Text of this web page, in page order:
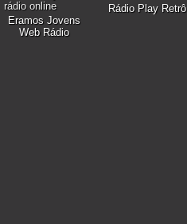
Eramos Jovens
Web Rádio
Rádio Play Retrô